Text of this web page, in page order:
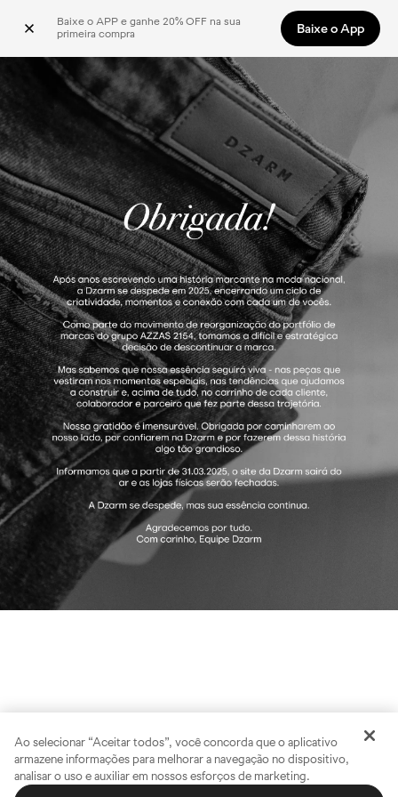
Baixe o APP e ganhe 20% OFF na sua
primeira compra
Baixe o App
Ao selecionar “Aceitar todos”, você concorda que o aplicativo
armazene informações para melhorar a navegação no dispositivo,
analisar o uso e auxiliar em nossos esforços de marketing.